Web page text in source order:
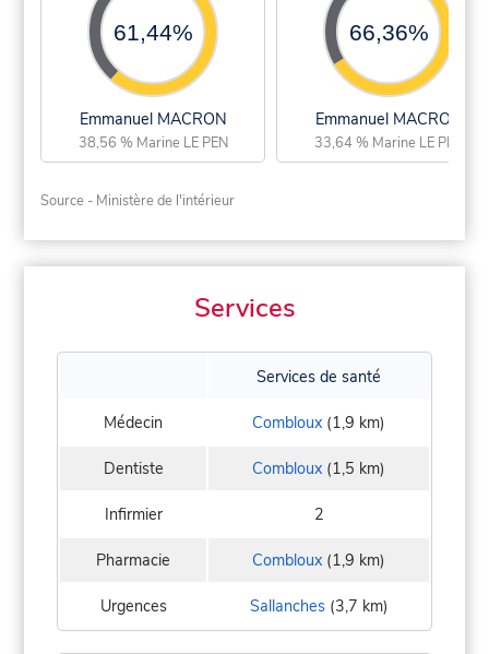
61,44%
Emmanuel MACRON
38,56 % Marine LE PEN
66,36%
Emmanuel MACRON
33,64 % Marine LE PEN
Source - Ministère de l'intérieur
Services
Services de santé
Médecin Combloux (1,9 km)
Dentiste Combloux (1,5 km)
Infirmier 2
Pharmacie Combloux (1,9 km)
Urgences Sallanches(3,7 km)